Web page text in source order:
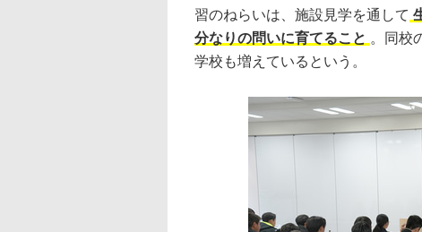
習のねらいは、施設見学を通して
分なりの問いに育てること 。同校
学校も増えているという。